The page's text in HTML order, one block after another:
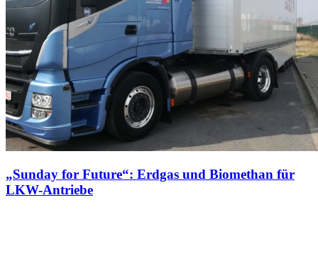
„Sunday for Future“: Erdgas und Biomethan für
LKW-Antriebe